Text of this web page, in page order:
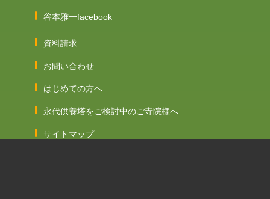
谷本雅一facebook
資料請求
お問い合わせ
はじめての方へ
永代供養塔をご検討中のご寺院様へ
サイトマップ